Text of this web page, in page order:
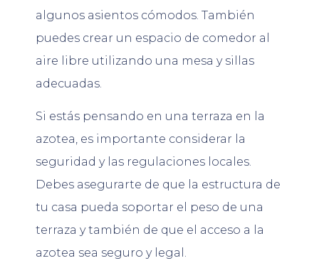
algunos asientos cómodos. También
puedes crear un espacio de comedor al
aire libre utilizando una mesa y sillas
adecuadas.
Si estás pensando en una terraza en la
azotea, es importante considerar la
seguridad y las regulaciones locales.
Debes asegurarte de que la estructura de
tu casa pueda soportar el peso de una
terraza y también de que el acceso a la
azotea sea seguro y legal.